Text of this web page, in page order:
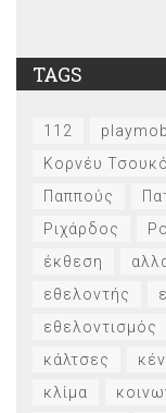
TAGS
112
Κορνέυ
Παππούς
Ριχάρδος
έκθεση
εθελοντής
εθελοντισμός
κάλτσες
κλίμα